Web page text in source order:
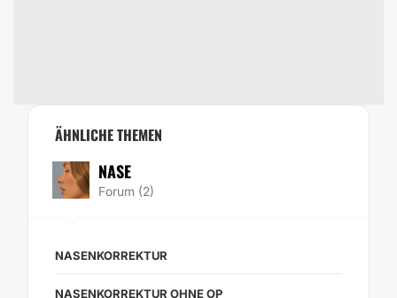
ÄHNLICHE THEMEN
NASE
Forum (2)
NASENKORREKTUR
NASENKORREKTUR OHNE OP